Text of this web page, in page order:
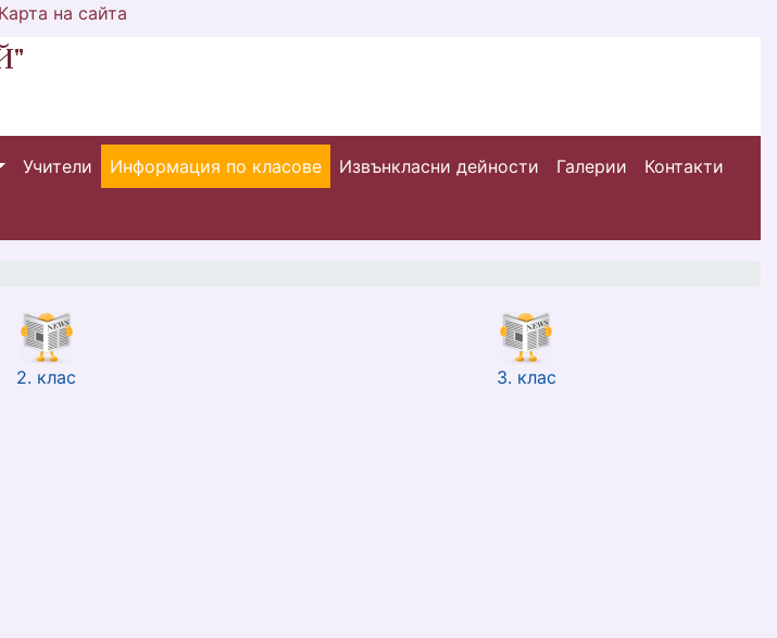
Карта на сайта
Учители Информация по класове Извънкласни дейности Галерии
Контакти
2. клас 3. клас